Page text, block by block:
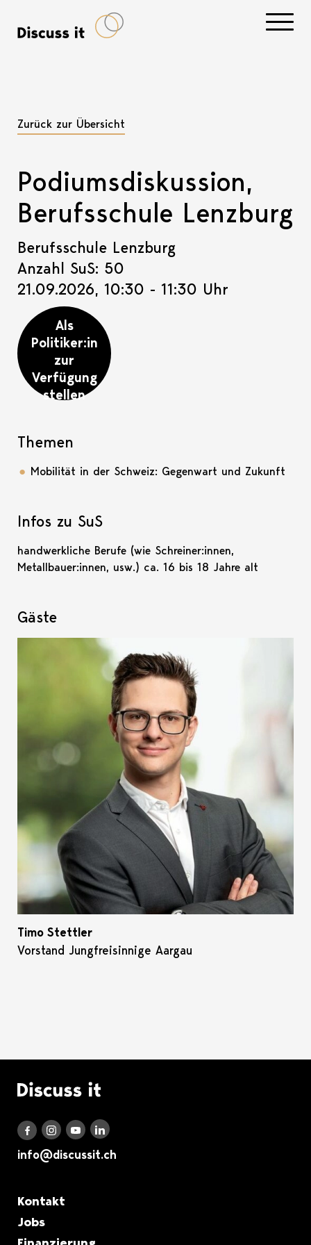
Zurück zur Übersicht
Podiumsdiskussion,
Berufsschule Lenzburg
Berufsschule Lenzburg
Anzahl SuS: 50
21.09.2026, 10:30 - 11:30 Uhr
Als
Politiker:in
zur
Verfügung
stellen
Themen
Mobilität in der Schweiz: Gegenwart und Zukunft
Infos zu SuS
handwerkliche Berufe (wie Schreiner:innen,
Metallbauer:innen, usw.) ca. 16 bis 18 Jahre alt
Gäste
Timo Stettler
Vorstand Jungfreisinnige Aargau
Logo Discuss it
Discuss it auf Facebook
Discuss it auf Instagram
Discuss it auf Youtube
Discuss it auf LinkedIn
info@discussit.ch
Metanavigation
Kontakt
Jobs